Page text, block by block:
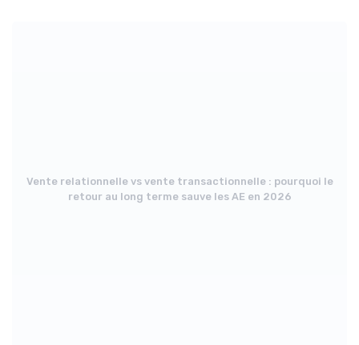
Vente relationnelle vs vente transactionnelle : pourquoi le
retour au long terme sauve les AE en 2026